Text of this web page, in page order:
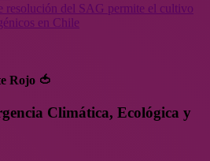
resolución del SAG permite el cultivo
en Chile
Rojo 🍅
Climática, Ecológica y